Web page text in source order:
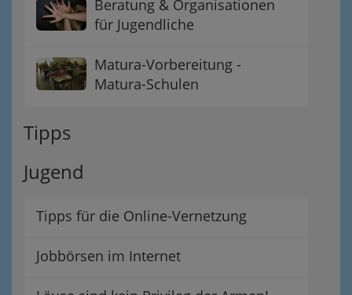
Beratung & Organisationen
für Jugendliche
Matura-Vorbereitung -
Matura-Schulen
Tipps
Jugend
Tipps für die Online-Vernetzung
Jobbörsen im Internet